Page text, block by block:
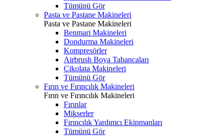
Tümünü Gör
Pasta ve Pastane Makineleri
Pasta ve Pastane Makineleri
Benmari Makineleri
Dondurma Makineleri
Kompresörler
Airbrush Boya Tabancaları
Çikolata Makineleri
Tümünü Gör
Fırın ve Fırıncılık Makineleri
Fırın ve Fırıncılık Makineleri
Fırınlar
Mikserler
Fırıncılık Yardımcı Ekipmanları
Tümünü Gör